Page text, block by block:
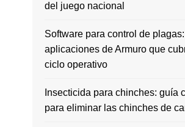
del juego nacional
Software para control de
aplicaciones de Armuro que
ciclo operativo
Insecticida para chinches: guía
para eliminar las chinches de